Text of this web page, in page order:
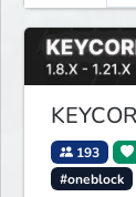
193
#oneblock